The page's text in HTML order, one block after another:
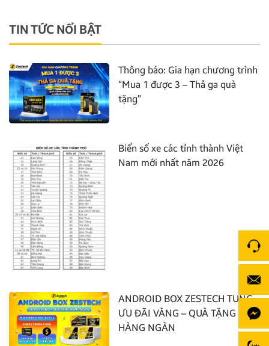
TIN TỨC NỔI BẬT
Thông báo: Gia hạn chương trình
“Mua 1 được 3 – Thả ga quà
tặng”
Biển số xe các tỉnh thành Việt
Nam mới nhất năm 2026
ANDROID BOX ZESTECH TUNG
ƯU ĐÃI VÀNG – QUÀ TẶNG
HÀNG NGÀN